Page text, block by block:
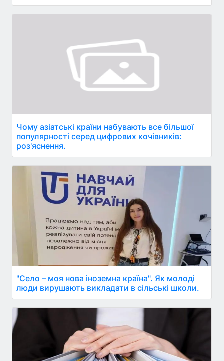
Чому азіатські країни набувають все більшої
популярності серед цифрових кочівників:
роз'яснення.
"Село – моя нова іноземна країна". Як молоді
люди вирушають викладати в сільські школи.